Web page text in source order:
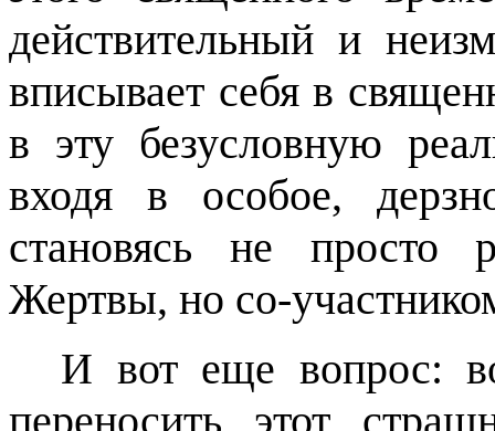
действительный и
вписывает себя в
в эту безусловную
входя в особое,
становясь не просто
Жертвы, но со-
И вот еще вопрос:
переносить этот